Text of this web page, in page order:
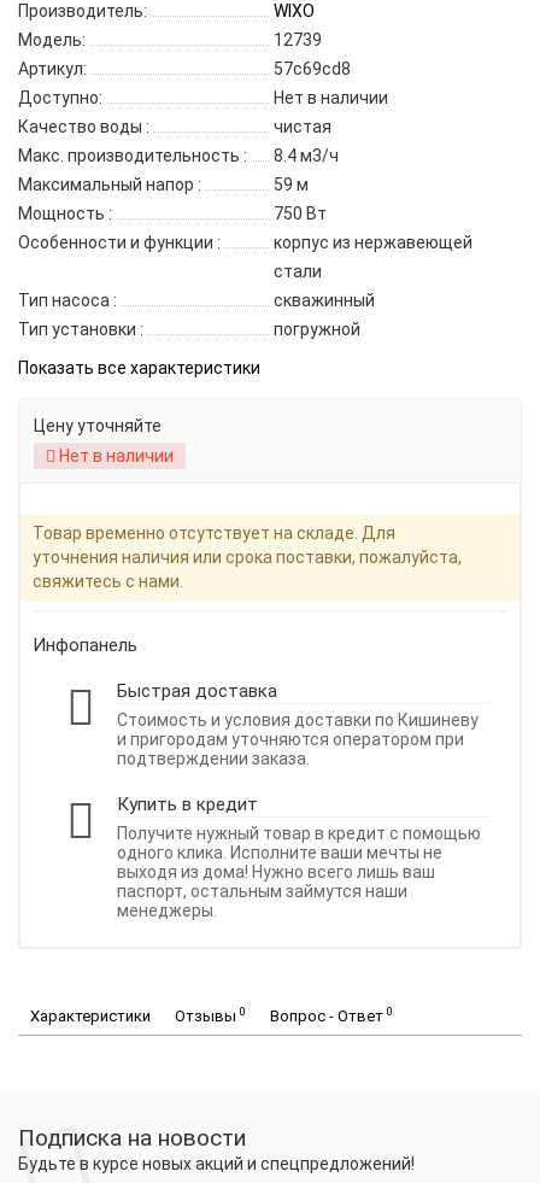
Производитель:
WIXO
Модель:
12739
Артикул:
57c69cd8
Доступно:
Нет в наличии
Качество воды :
чистая
Макс. производительность :
8.4 м3/ч
Максимальный напор :
59 м
Мощность :
750 Вт
Особенности и функции :
корпус из нержавеющей
стали
Тип насоса :
скважинный
Тип установки :
погружной
Показать все характеристики
Цену уточняйте
Нет в наличии
Товар временно отсутствует на складе. Для
уточнения наличия или срока поставки, пожалуйста,
свяжитесь с нами.
Инфопанель
Быстрая доставка
Стоимость и условия доставки по Кишиневу
и пригородам уточняются оператором при
подтверждении заказа.
Купить в кредит
Получите нужный товар в кредит с помощью
одного клика. Исполните ваши мечты не
выходя из дома! Нужно всего лишь ваш
паспорт, остальным займутся наши
менеджеры.
Характеристики Отзывы 0 Вопрос - Ответ 0
Подписка на новости
Будьте в курсе новых акций и спецпредложений!